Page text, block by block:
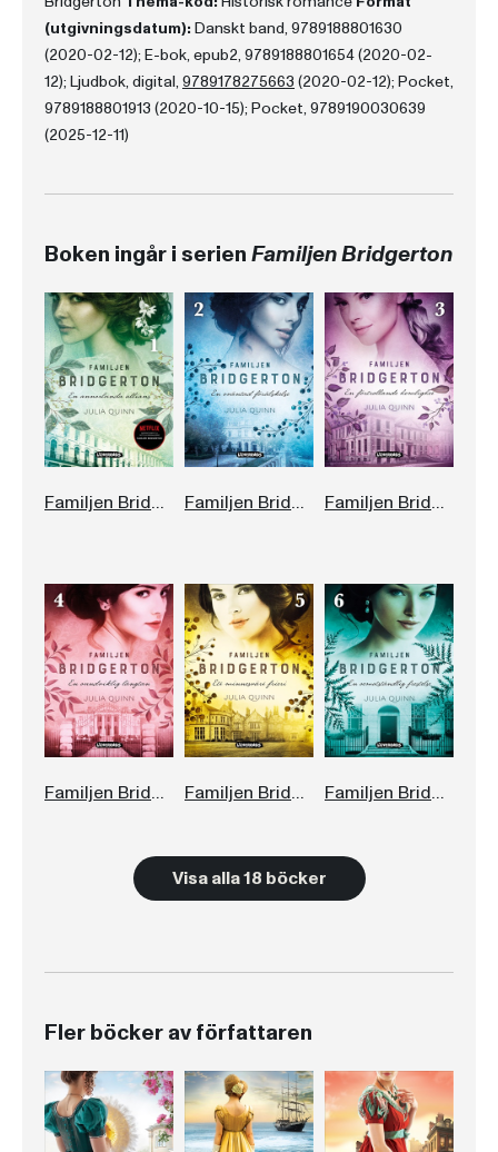
(utgivningsdatum): Danskt band, 9789188801630
(2020-02-12); E-bok, epub2, 9789188801654 (2020-02-
12); Ljudbok, digital, 9789178275663 (2020-02-12); Pocket,
9789188801913 (2020-10-15); Pocket, 9789190030639
(2025-12-11)
Boken ingår i serienFamiljen Bridgerton
Familjen Bridgerton. En annorlunda allians Familjen Bridgerton. En oväntad förälskelse Familjen Bridgerton. En förtrollande hemlighet
Familjen Bridgerton. En oundviklig längtan Familjen Bridgerton. Ett minnesvärt frieri Familjen Bridgerton: En oemotståndlig frestelse
Visa alla 18 böcker
Fler böcker av författaren